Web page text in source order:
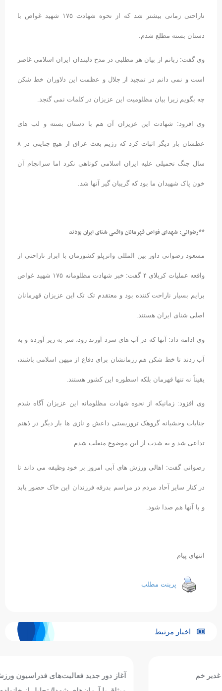
ناراحتی زمانی بیشتر شد که از نحوه شهادت ۱۷۵ شهید غواص با
دستان بسته مطلع شدم.
وی گفت: زبانم از بیان هر مطلبی در مدح دلبندان ایران اسلامی غاصر
است و نمی دانم در تمجید از جلال و عظمت این دلاوران خط شکن
چه بگویم زیرا بیان مظلومیت این عزیزان در کلمات نمی گنجد.
وی افزود: شهادت این عزیزان آن هم با دستان بسته و لب های
عطشان بار دیگر اثبات کرد که رژیم بعث عراق از هیچ جنایتی در ۸
سال جنگ تحمیلی علیه ایران اسلامی کوتاهی نکرد اما سرانجام آن
خون پاک شهیدان ما بود که گریبان گیر آنها شد.
**رضوانی: شهدای غواص قهرمانان واقعی شنای ایران بودند
مسعود رضوانی داور بین المللی واترپلو کشورمان با ابراز ناراحتی از
واقعه عملیات کربلای ۴ گفت: خبر شهادت مظلومانه ۱۷۵ شهید غواص
برایم بسیار ناراحت کننده بود و معتقدم تک تک این عزیزان قهرمانان
اصلی شنای ایران هستند.
وی ادامه داد: آنها که در آب های سرد اَورند رود، سر به زیر آورده و به
آب زدند تا خط شکن هم رزمانشان برای دفاع از میهن اسلامی باشند،
یقیناً نه تنها قهرمان بلکه اسطوره این کشور هستند.
وی افزود: زمانیکه از نحوه شهادت مظلومانه این عزیزان آگاه شدم
جنایات وحشیانه گروهک تروریستی داعش و نازی ها بار دیگر در ذهنم
تداعی شد و به شدت از این موضوع منقلب شدم.
رضوانی گفت: اهالی ورزش های آبی امروز بر خود وظیفه می داند تا
در کنار سایر آحاد مردم در مراسم بدرقه فرزندان این خاک حضور یابد
و با آنها هم صدا شود.
انتهای پیام
پرینت مطلب
اخبار مرتبط
آغاز دور جدید فعالیت‌های فدراسیون ورزش‌های آبی با تجدید